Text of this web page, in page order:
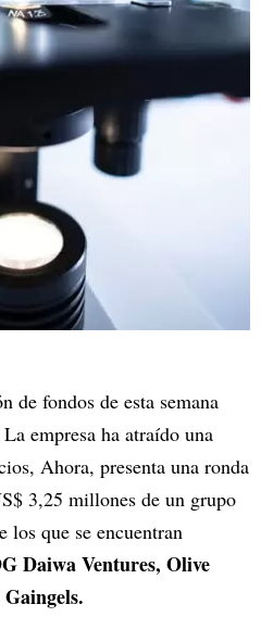
de fondos de esta semana
empresa ha atraído una
Ahora, presenta una ronda
3,25 millones de un grupo
los que se encuentran
Daiwa Ventures, Olive